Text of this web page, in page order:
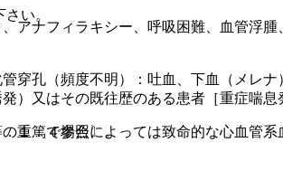
又はその既往歴のある患者［重症喘息
１．４参照〕。
ナフィラキシー、呼吸困難、血管浮
孔（頻度不明）：吐血、下血（メレ
篤で場合によっては致命的な心血管系
い。